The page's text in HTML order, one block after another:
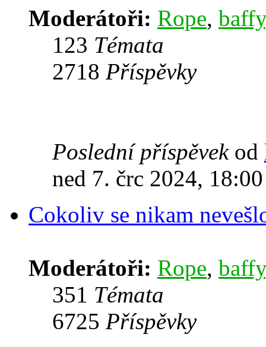
Moderátoři: Rope, baffy
123 Témata
2718 Příspěvky
Poslední příspěvekod
ned 7. črc 2024, 18:00
Cokoliv se nikam
Moderátoři: Rope, baffy
351 Témata
6725 Příspěvky